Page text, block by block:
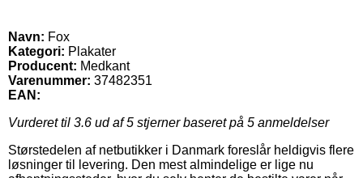
Navn: Fox
Kategori: Plakater
Producent: Medkant
Varenummer: 37482351
EAN:
Vurderet til 3.6 ud af 5 stjerner baseret på 5 anmeldelser
Størstedelen af netbutikker i Danmark foreslår heldigvis flere
løsninger til levering. Den mest almindelige er lige nu